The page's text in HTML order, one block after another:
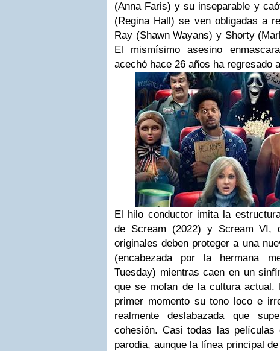
(Anna Faris) y su inseparable y
(Regina Hall) se ven obligadas a
Ray (Shawn Wayans) y Shorty
El mismísimo asesino
acechó hace 26 años ha regresado
El hilo conductor imita la
de Scream (2022) y Scream VI,
originales deben proteger a una
(encabezada por la hermana
Tuesday) mientras caen en un
que se mofan de la cultura actual.
primer momento su tono loco e
realmente deslabazada que
cohesión. Casi todas las
parodia, aunque la línea principal